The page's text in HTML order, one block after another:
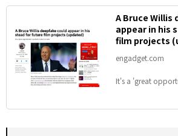
A Bruce Willis
appear in his
film projects
engadget.com
It's a 'great